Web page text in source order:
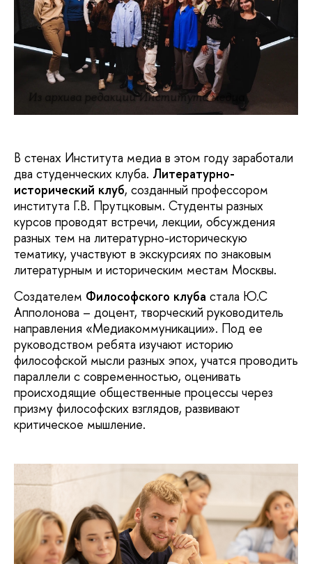
Из архива редакции Института медиа
В стенах Института медиа в этом году заработали
два студенческих клуба. Литературно-
исторический клуб, созданный профессором
института Г.В. Прутцковым. Студенты разных
курсов проводят встречи, лекции, обсуждения
разных тем на литературно-историческую
тематику, участвуют в экскурсиях по знаковым
литературным и историческим местам Москвы.
Создателем Философского клуба стала Ю.С
Апполонова – доцент, творческий руководитель
направления «Медиакоммуникации». Под ее
руководством ребята изучают историю
философской мысли разных эпох, учатся проводить
параллели с современностью, оценивать
происходящие общественные процессы через
призму философских взглядов, развивают
критическое мышление.